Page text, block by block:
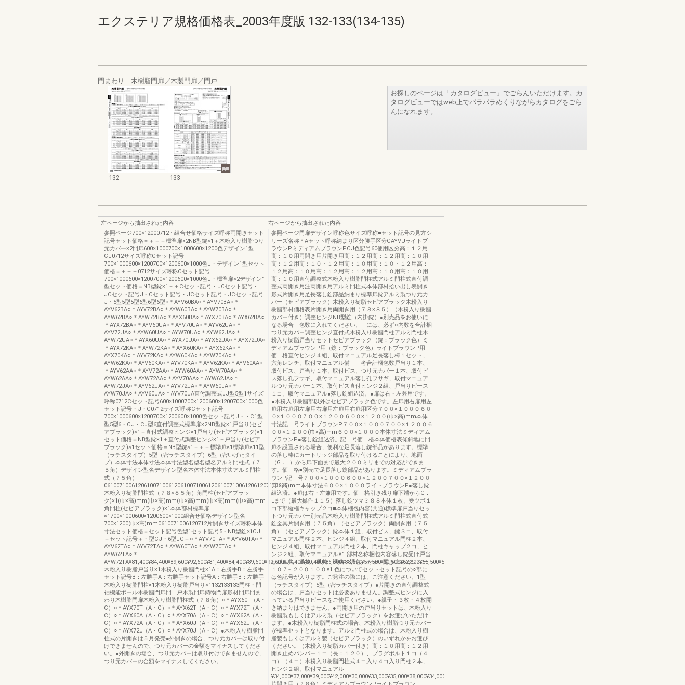
エクステリア規格価格表_2003年度版 132-133(134-135)
門まわり 木樹脂門扉／木製門扉／門戸
132 133
お探しのページは「カタログビュー」でごらんいただけます。カ
タログビューではweb上でパラパラめくりながらカタログをごら
んになれます。
左ページから抽出された内容
参照ページ700×12000712・組合せ価格サイズ呼称両開きセット
記号セット価格＝＋＋＋標準扉×2NB型錠×1＋木粉入り樹脂つり
元カバー×2門扉600×1000700×1000600×1200色デザイン1型
CJ0712サイズ呼称Cセット記号
700×1000600×1200700×1200600×1000色J・デザイン1型セット
価格＝＋＋＋0712サイズ呼称Cセット記号
700×1000600×1200700×1200600×1000色J・標準扉×2デザイン1
型セット価格＝NB型錠×1＋＋Cセット記号・JCセット記号・
JCセット記号J・Cセット記号・JCセット記号・JCセット記号
J・5型5型5型6型6型6型○＊AYV60BA○＊AYV70BA○＊
AYV62BA○＊AYV72BA○＊AYW60BA○＊AYW70BA○＊
AYW62BA○＊AYW72BA○＊AYX60BA○＊AYX70BA○＊AYX62BA○
＊AYX72BA○＊AYV60UA○＊AYV70UA○＊AYV62UA○＊
AYV72UA○＊AYW60UA○＊AYW70UA○＊AYW62UA○＊
AYW72UA○＊AYX60UA○＊AYX70UA○＊AYX62UA○＊AYX72UA○
＊AYX72KA○＊AYW72KA○＊AYX60KA○＊AYX62KA○＊
AYX70KA○＊AYV72KA○＊AYW60KA○＊AYW70KA○＊
AYW62KA○＊AYV60KA○＊AYV70KA○＊AYV62KA○＊AYV60AA○
＊AYV62AA○＊AYV72AA○＊AYW60AA○＊AYW70AA○＊
AYW62AA○＊AYW72AA○＊AYV70AA○＊AYW62JA○＊
AYW72JA○＊AYV62JA○＊AYV72JA○＊AYW60JA○＊
AYW70JA○＊AYV60JA○＊AYV70JA直付調整式JJ型5型1サイズ
呼称0712Cセット記号600×1000700×1200600×1200700×1000色
セット記号・J・C0712サイズ呼称Cセット記号
700×1000600×1200700×1200600×1000色セット記号J・・C1型
型5型6・CJ・CJ型6直付調整式標準扉×2NB型錠×1戸当り(セピ
アブラック)×1＋直付式調整ヒンジ×1戸当り(セピアブラック)×1
セット価格＝NB型錠×1＋直付式調整ヒンジ×1＋戸当り(セピア
ブラック)×1セット価格＝NB型錠×1＋＋＋標準扉×1標準扉×11型
（ラチスタイプ）5型（密ラチスタイプ）6型（密いげたタイ
プ）本体寸法本体寸法本体寸法型名型名型名アルミ門柱式（７
５角）デザイン型名デザイン型名本体寸法本体寸法アルミ門柱
式（７５角）
061007100612061007100612061007100612061007100612061207100610
木粉入り樹脂門柱式（７８×８５角）角門柱(セピアブラッ
ク)×1(巾×高)mm(巾×高)mm(巾×高)mm(巾×高)mm(巾×高)mm
角門柱(セピアブラック)×1本体部材標準扉
×1700×1000600×1200600×1000組合せ価格デザイン型名
700×1200(巾×高)mm0610071006120712片開きサイズ呼称本体
寸法セット価格＝セット記号色型1セット記号5・NB型錠×1CJ
＋セット記号＋・型CJ・6型JC＋○＊AYV70TA○＊AYV60TA○＊
AYV62TA○＊AYV72TA○＊AYW60TA○＊AYW70TA○＊
AYW62TA○＊
木粉入り樹脂戸当り×1木粉入り樹脂門柱×1A：右勝手B：左勝手
セット記号B：左勝手A：右勝手セット記号A：右勝手B：左勝手
木粉入り樹脂門柱×1木粉入り樹脂戸当り×1132133133門柱・門
袖機能ポール木樹脂門扉門 戸木製門扉鋳物門扉形材門扉門ま
わり木樹脂門扉木粉入り樹脂門柱式（７８角）○＊AYX60T（A・
C）○＊AYX70T（A・C）○＊AYX62T（A・C）○＊AYX72T（A・
C）○＊AYX60A（A・C）○＊AYX70A（A・C）○＊AYX62A（A・
C）○＊AYX72A（A・C）○＊AYX60J（A・C）○＊AYX62J（A・
C）○＊AYX72J（A・C）○＊AYX70J（A・C）●木粉入り樹脂門
柱式の片開きは５月発売●外開きの場合、つり元カバーは取り付
けできませんので、つり元カバーの金額をマイナスしてくださ
い。●外開きの場合、つり元カバーは取り付けできませんので、
つり元カバーの金額をマイナスしてください。
右ページから抽出された内容
参照ページ門扉デザイン呼称色サイズ呼称■セット記号の見方シ
リーズ名称＊Aセット呼称納まり区分勝手区分CAYVUライトブ
ラウンPミディアムブラウンPCJ色記号60使用区分高：１２用
高：１０用両開き用片開き用高：１２用高：１２用高：１０用
高：１２用高：１０・１２用高：１０用高：１０・１２用高：
１２用高：１０用高：１２用高：１２用高：１０用高：１０用
高：１０用直付調整式木粉入り樹脂門柱式アルミ門柱式直付調
整式両開き用注両開き用アルミ門柱式本体部材拾い出し表開き
形式片開き用足長落し錠部品納まり標準扉錠アルミ製つり元カ
バー（セピアブラック）木粉入り樹脂セピアブラック木粉入り
樹脂部材価格表片開き用両開き用（７８×８５）（木粉入り樹脂
カバー付き）調整ヒンジNB型錠（内掛錠）●別売品をお使いに
なる場合 包数に入れてください。 には、必ず○内数を合計梱
つり元カバー調整ヒンジ直付式木粉入り樹脂門柱アルミ門柱木
粉入り樹脂戸当りセットセピアブラック（錠：ブラック色）ミ
ディアムブラウンP用（錠：ブラック色）ライトブラウンP用
価 格直付ヒンジ４組、取付マニュアル足長落し棒１セット、
六角レンチ、取付マニュアル備 考合計梱包数戸当り１本、
取付ビス、戸当り１本、取付ビス、つり元カバー１本、取付ビ
ス落し孔フサギ、取付マニュアル落し孔フサギ、取付マニュア
ルつり元カバー１本、取付ビス直付ヒンジ２組、戸当りピース
１コ、取付マニュアル●落し錠組込済。●扉は右・左兼用です。
●木粉入り樹脂部以外はセピアブラック色です。左扉用右扉用左
扉用右扉用左扉用右扉用左扉用右扉用区分７００×１０００６０
０×１０００７００×１２００６００×１２００(巾×高)mm本体
寸法記 号ライトブラウンP７００×１０００７００×１２００６
００×１２００(巾×高)mm６００×１０００本体寸法ミディアム
ブラウンP●落し錠組込済。記 号価 格本体価格表傾斜地に門
扉を設置される場合、便利な足長落し錠部品があります。標準
の落し棒にカートリッジ部品を取り付けることにより、地面
（G．L）から扉下面まで最大２００ミリまでの対応ができま
す。価 格■別売で足長落し錠部品があります。ミディアムブラ
ウンP記 号７００×１０００６００×１２００７００×１２００
(巾×高)mm本体寸法６００×１０００ライトブラウンP●落し錠
組込済。●扉は右・左兼用です。価 格引き残り扉下端からG．
Lまで（最大操作１１５）落し錠ツマミ８８本体１枚、受ツボ１
コ下部縦框キャップ２コ■本体梱包内容(共通)標準扉戸当りセッ
トつり元カバー別売品木粉入り樹脂門柱式アルミ門柱式直付式
錠金具片開き用（７５角）（セピアブラック）両開き用（７５
角）（セピアブラック）錠本体１組、取付ビス、鍵３コ、取付
マニュアル門柱２本、ヒンジ４組、取付マニュアル門柱２本、
ヒンジ４組、取付マニュアル門柱２本、門柱キャップ２コ、ヒ
ンジ２組、取付マニュアル※1.部材名称梱包内容落し錠受け戸当
りゴム共 通共 通共 通共 通色／セット開き止めバンパー
１０７∼２００１００※1.色についてセットセット記号の○部に
は色記号が入ります。ご発注の際には、ご注意ください。1型
（ラチスタイプ）5型（密ラチスタイプ）●片開きの直付調整式
の場合は、戸当りセットは必要ありません。調整式ヒンジに入
っている戸当りピースをご使用ください。●親子・３枚・４枚開
き納まりはできません。●両開き用の戸当りセットは、木粉入り
樹脂製もしくはアルミ製（セピアブラック）をお選びいただけ
ます。●木粉入り樹脂門柱式の場合、木粉入り樹脂つり元カバー
が標準セットとなります。アルミ門柱式の場合は、木粉入り樹
脂製もしくはアルミ製（セピアブラック）のいずれかをお選び
ください。（木粉入り樹脂カバー付き）高：１０用高：１２用
開き止めバンパー１コ（長：１２０）、プラグボルト１コ（４
コ）（４コ）木粉入り樹脂門柱式４コ入り４コ入り門柱２本、
ヒンジ２組、取付マニュアル